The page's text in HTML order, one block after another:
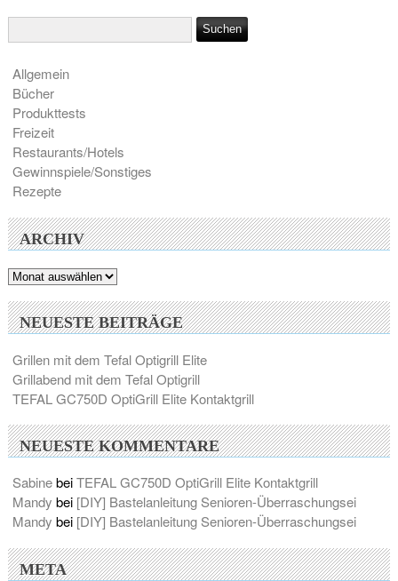
Allgemein
Bücher
Produkttests
Freizeit
Restaurants/Hotels
Gewinnspiele/Sonstiges
Rezepte
ARCHIV
Archiv
NEUESTE BEITRÄGE
Grillen mit dem Tefal Optigrill Elite
Grillabend mit dem Tefal Optigrill
TEFAL GC750D OptiGrill Elite Kontaktgrill
NEUESTE KOMMENTARE
SabinebeiTEFAL GC750D OptiGrill Elite Kontaktgrill
Mandy bei [DIY] Bastelanleitung Senioren-Überraschungsei
Mandy bei [DIY] Bastelanleitung Senioren-Überraschungsei
META